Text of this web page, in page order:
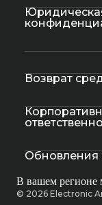
Возврат
Обновления
В вашем регионе
© 2026 Electronic